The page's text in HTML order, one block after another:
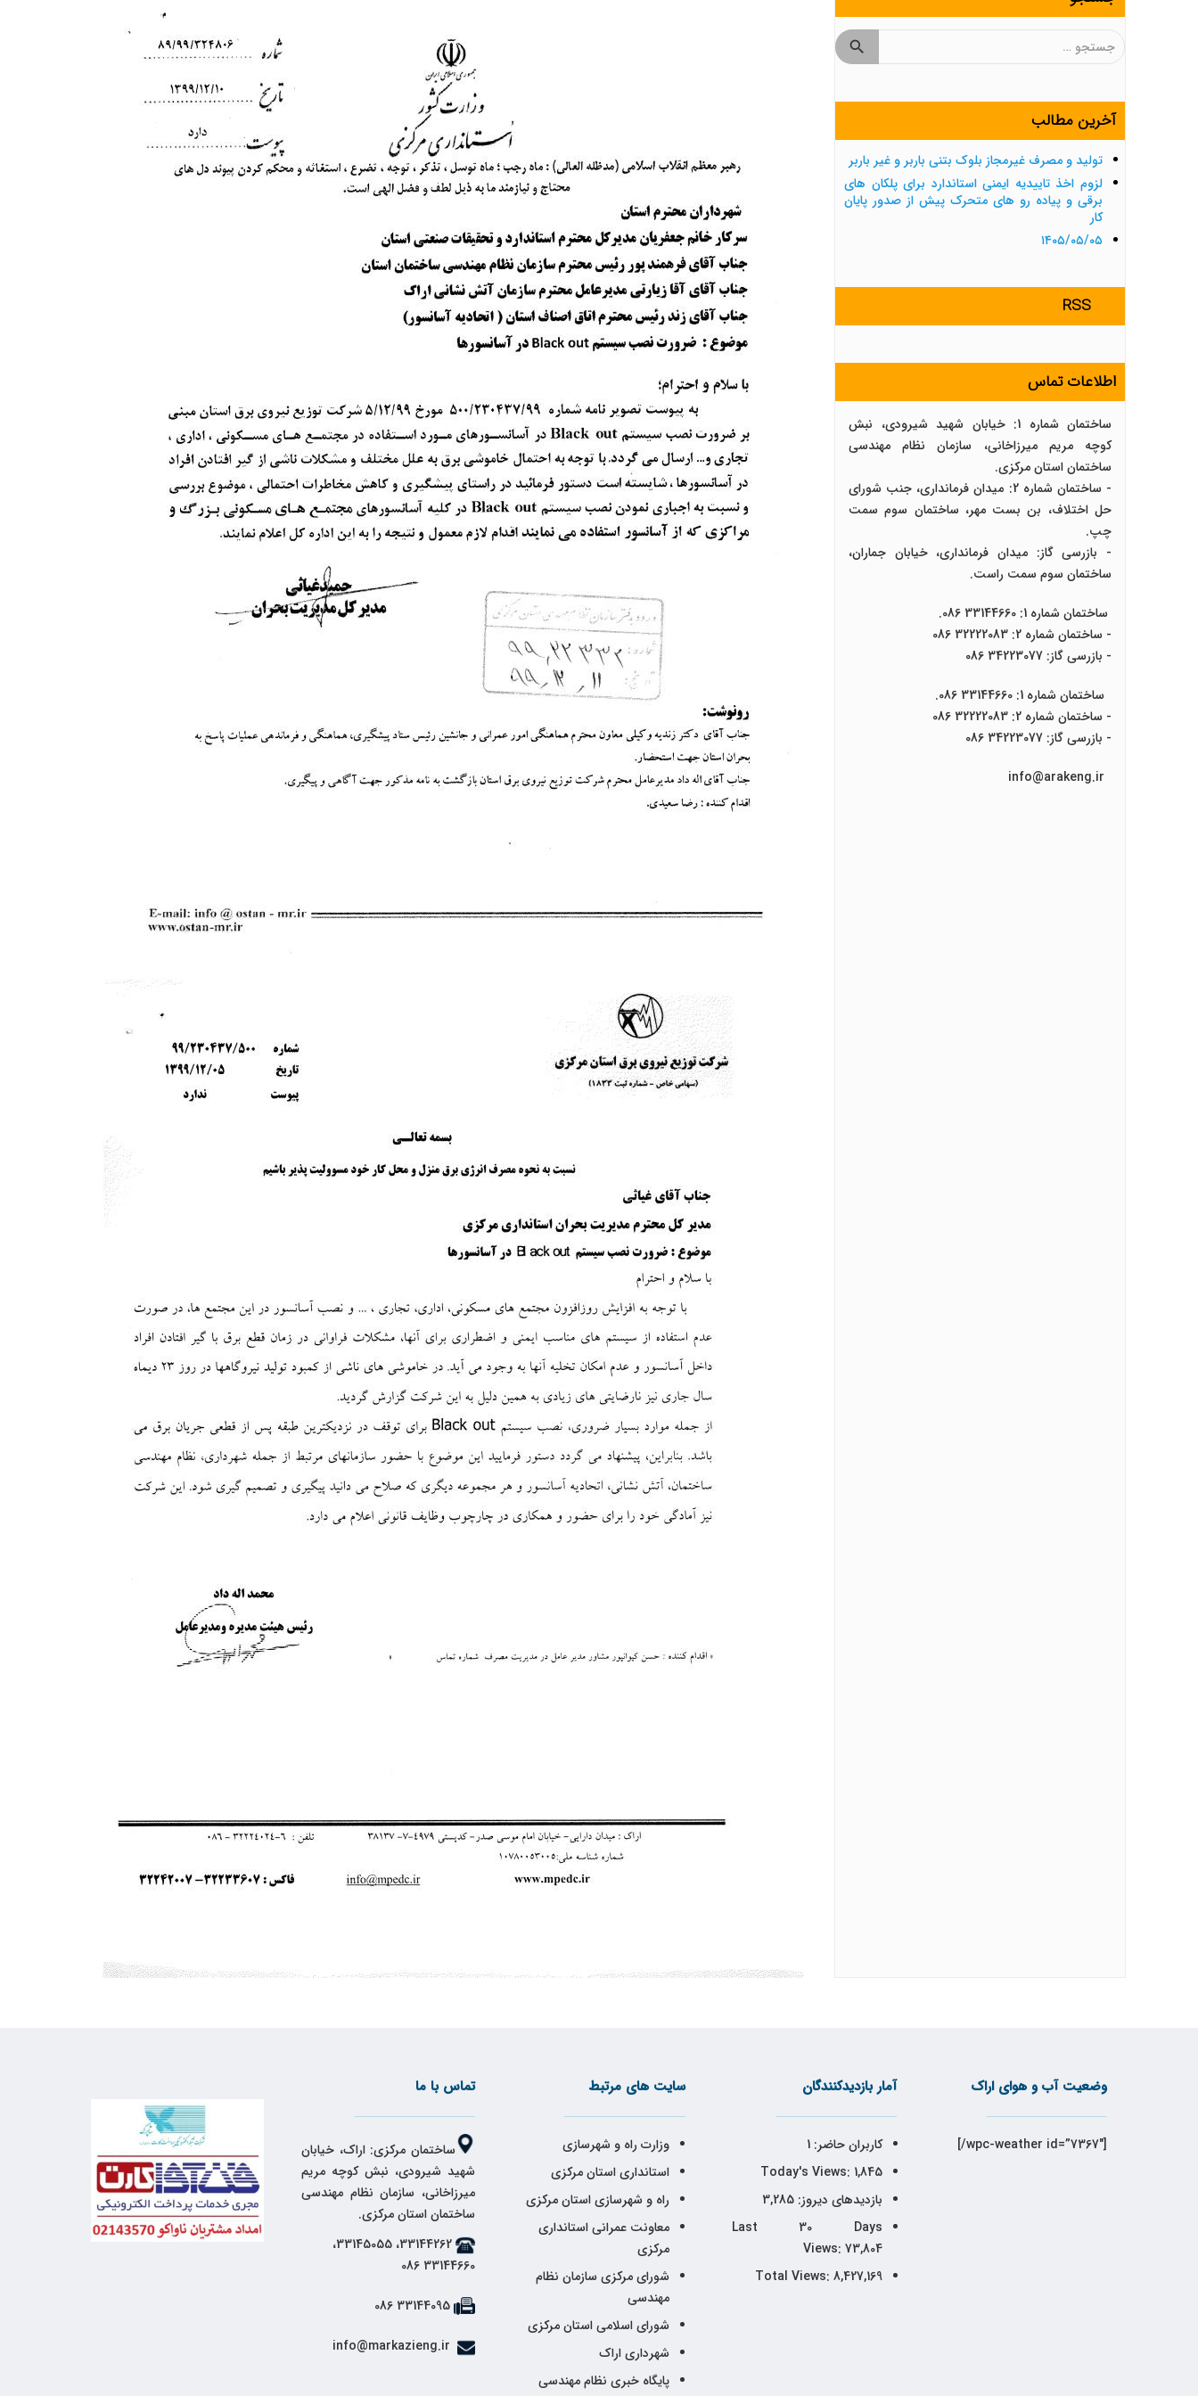
جستجو
آخرین مطالب
تولید و مصرف غیرمجاز بلوک بتنی باربر و غیر باربر
لزوم اخذ تاییدیه ایمنی استاندارد برای پلکان های
برقی و پیاده رو های متحرک پیش از صدور پایان
کار
۱۴۰۵/۰۵/۰۵
RSS
اطلاعات تماس
ساختمان شماره 1: خیابان شهید شیرودی، نبش
کوچه مریم میرزاخانی، سازمان نظام مهندسی
ساختمان استان مرکزی.
- ساختمان شماره 2: میدان فرمانداری، جنب شورای
حل اختلاف، بن بست مهر، ساختمان سوم سمت
چپ.
- بازرسی گاز: میدان فرمانداری، خیابان جماران،
ساختمان سوم سمت راست.
ساختمان شماره 1: 33144660 086.
- ساختمان شماره 2: 32222083 086
- بازرسی گاز: 34223077 086
ساختمان شماره 1: 33144660 086.
- ساختمان شماره 2: 32222083 086
- بازرسی گاز: 34223077 086
وضعیت آب و هوای اراک
[wpc-weather id=”7367″/]
آمار بازدیدکنندگان
کاربران حاضر:1
Today's Views: 1,845
بازدیدهای دیروز:3,285
Last 30 Days
Views: 73,804
Total Views: 8,427,169
سایت های مرتبط
وزارت راه و شهرسازی
استانداری استان مرکزی
راه و شهرسازی استان مرکزی
معاونت عمرانی استانداری
مرکزی
شورای مرکزی سازمان نظام
مهندسی
شورای اسلامی استان مرکزی
شهرداری اراک
پایگاه خبری نظام مهندسی
تماس با ما
ساختمان مرکزی: اراک، خیابان
شهید شیرودی، نبش کوچه مریم
میرزاخانی، سازمان نظام مهندسی
ساختمان استان مرکزی.
33144262، 33145055،
33144660 086
33144095 086